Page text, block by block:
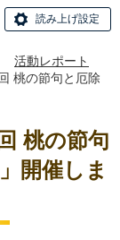
読み上げ設定
活動レポート
桃の節句と厄除
桃の節句
開催しま